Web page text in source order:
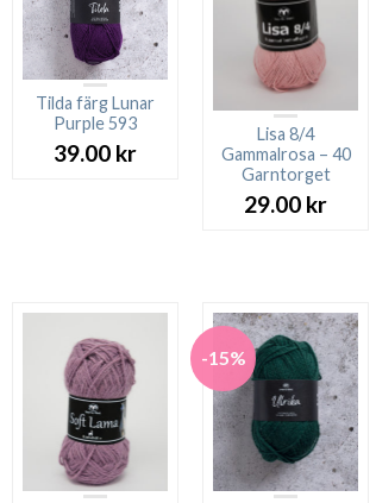
Tilda färg Lunar
Purple 593
39.00 kr
Lisa 8/4
Gammalrosa – 40
Garntorget
29.00 kr
-15%